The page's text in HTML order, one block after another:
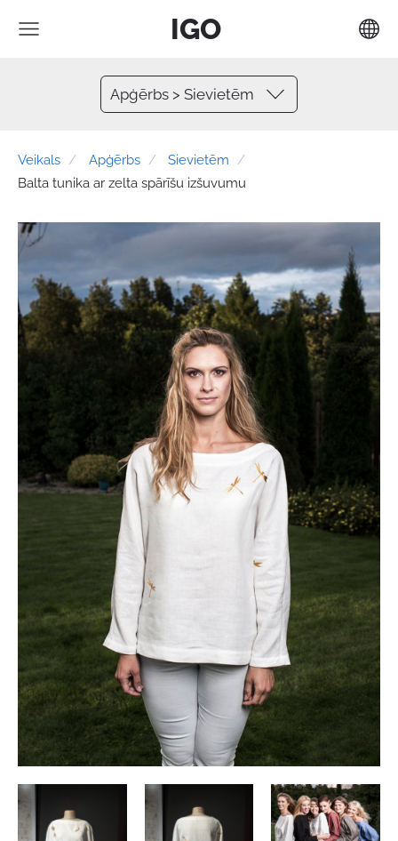
IGO
Apģērbs > Sievietēm
Veikals Apģērbs
Sievietēm
Balta tunika ar zelta spārīšu izšuvumu